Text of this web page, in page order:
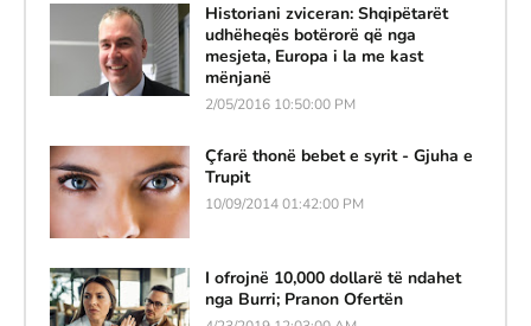
Historiani zviceran: Shqipëtarët
udhëheqës botërorë që nga
mesjeta, Europa i la me kast
mënjanë
2/05/2016 10:50:00 PM
Çfarë thonë bebet e syrit - Gjuha e
Trupit
10/09/2014 01:42:00 PM
I ofrojnë 10,000 dollarë të ndahet
nga Burri; Pranon Ofertën